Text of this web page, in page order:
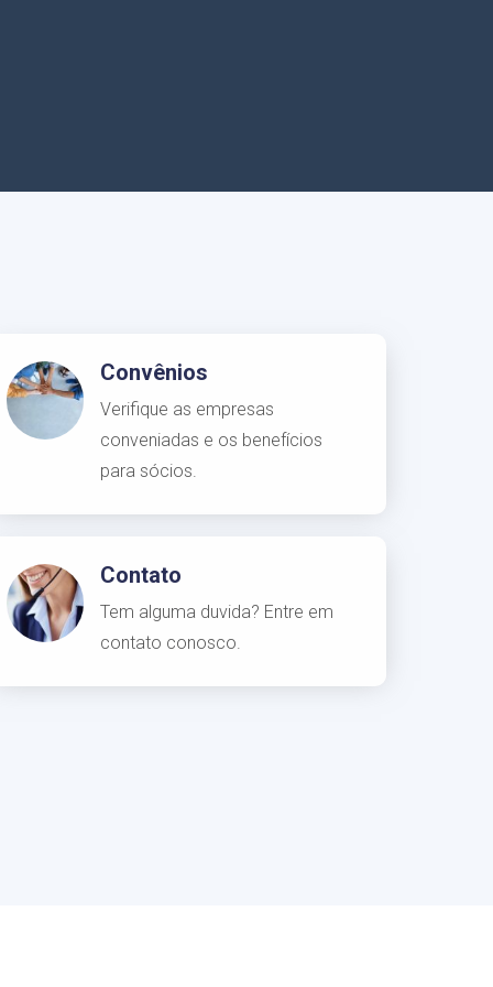
Convênios
Verifique as empresas
conveniadas e os benefícios
para sócios.
Contato
Tem alguma duvida? Entre em
contato conosco.